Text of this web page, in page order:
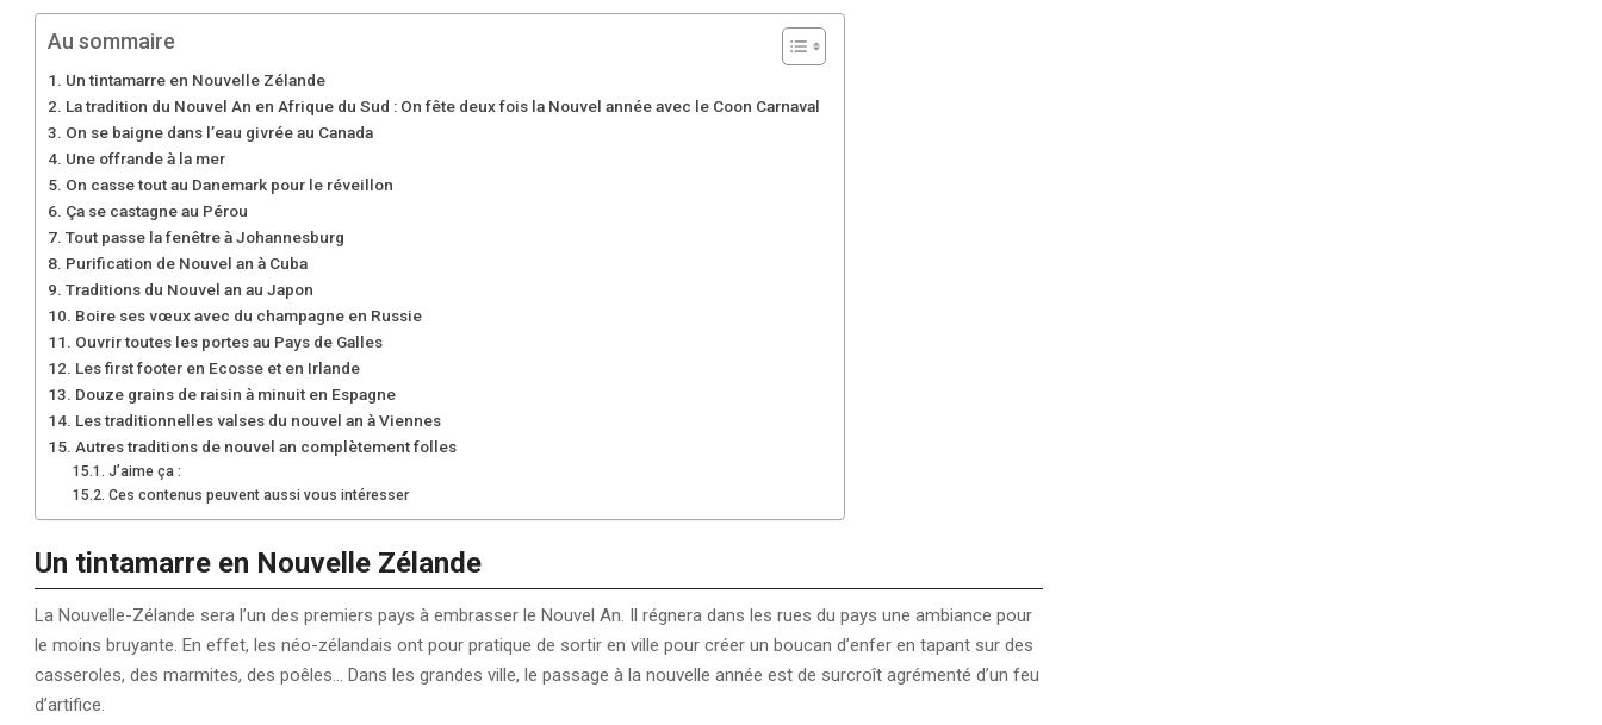
Au sommaire
Un tintamarre en Nouvelle Zélande
La tradition du Nouvel An en Afrique du Sud : On fête deux fois la Nouvel année avec le Coon Carnaval
On se baigne dans l’eau givrée au Canada
Une offrande à la mer
On casse tout au Danemark pour le réveillon
Ça se castagne au Pérou
Tout passe la fenêtre à Johannesburg
Purification de Nouvel an à Cuba
Traditions du Nouvel an au Japon
Boire ses vœux avec du champagne en Russie
Ouvrir toutes les portes au Pays de Galles
Les first footer en Ecosse et en Irlande
Douze grains de raisin à minuit en Espagne
Les traditionnelles valses du nouvel an à Viennes
Autres traditions de nouvel an complètement folles
J’aime ça :
Ces contenus peuvent aussi vous intéresser
Un tintamarre en Nouvelle Zélande
La Nouvelle-Zélande sera l’un des premiers pays à embrasser le Nouvel An. Il régnera dans les rues du pays une ambiance pour
le moins bruyante. En effet, les néo-zélandais ont pour pratique de sortir en ville pour créer un boucan d’enfer en tapant sur des
casseroles, des marmites, des poêles… Dans les grandes ville, le passage à la nouvelle année est de surcroît agrémenté d’un feu
d’artifice.